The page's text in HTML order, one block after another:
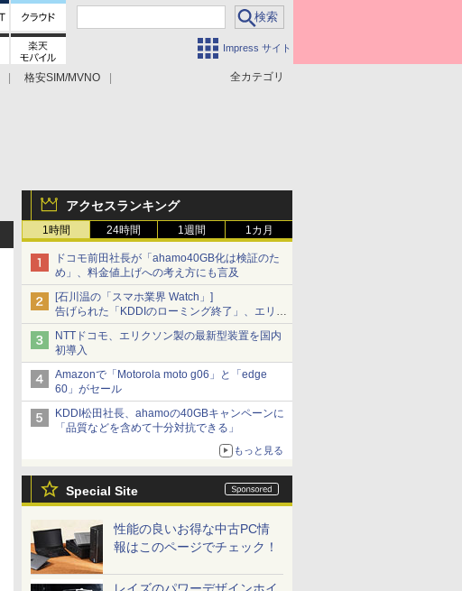
Impress サイト
全カテゴリ
格安SIM/MVNO
アクセスランキング
1時間 24時間 1週間 1カ月
ドコモ前田社長が「ahamo40GB化は検証のた
め」、料金値上げへの考え方にも言及
[石川温の「スマホ業界 Watch」]
告げられた「KDDIのローミング終了」、エリア
マップの落とし穴と楽天モバイルの課題
NTTドコモ、エリクソン製の最新型装置を国内
初導入
Amazonで「Motorola moto g06」と「edge
60」がセール
KDDI松田社長、ahamoの40GBキャンペーンに
「品質などを含めて十分対抗できる」
もっと見る
Special Site
性能の良いお得な中古PC情
報はこのページでチェック！